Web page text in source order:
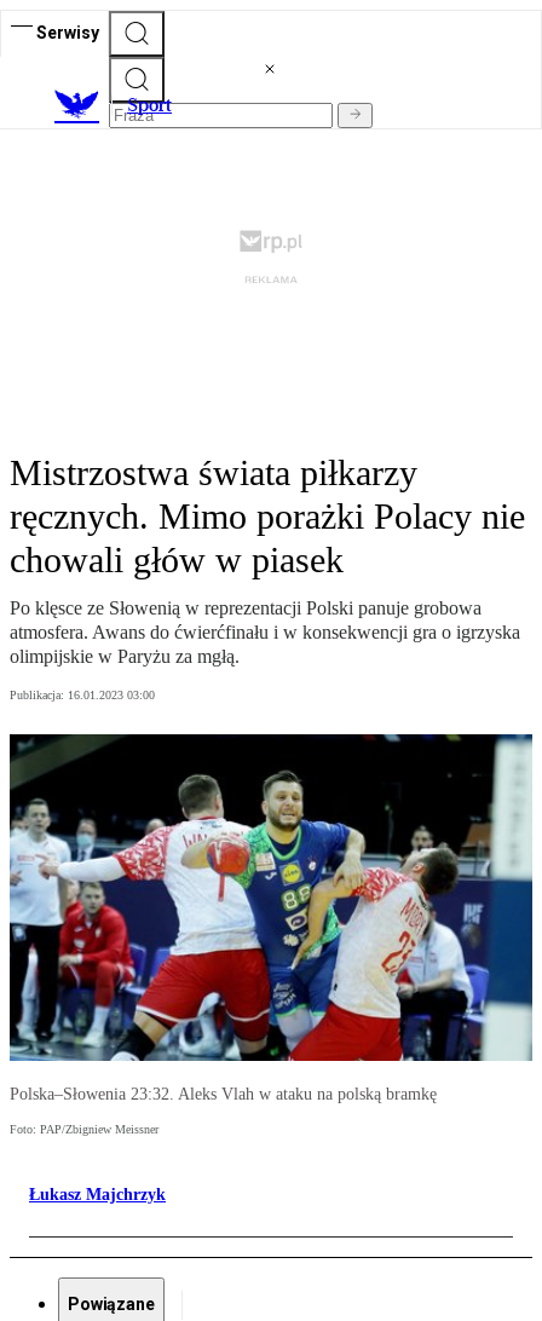
Serwisy
Sport
Mistrzostwa świata piłkarzy
ręcznych. Mimo porażki Polacy nie
chowali głów w piasek
Po klęsce ze Słowenią w reprezentacji Polski panuje grobowa
atmosfera. Awans do ćwierćfinału i w konsekwencji gra o igrzyska
olimpijskie w Paryżu za mgłą.
Publikacja: 16.01.2023 03:00
Polska–Słowenia 23:32. Aleks Vlah w ataku na polską bramkę
Foto: PAP/Zbigniew Meissner
Łukasz Majchrzyk
Powiązane